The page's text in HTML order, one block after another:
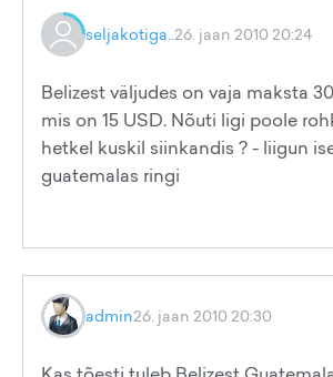
seljakotiga..26. jaan 2010 20:24
Belizest väljudes on vaja maksta
mis on 15 USD. Nõuti ligi poole
hetkel kuskil siinkandis ? - liigun
guatemalas ringi
admin26. jaan 2010 20:30